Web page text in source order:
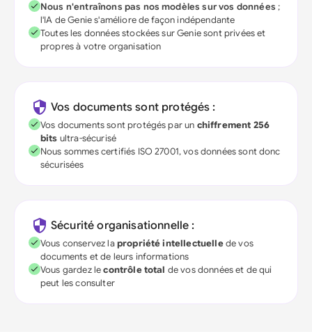
Nous n'entraînons pas nos modèles sur vos données ;
l'IA de Genie s'améliore de façon indépendante
Toutes les données stockées sur Genie sont privées et
propres à votre organisation
Vos documents sont protégés :
Vos documents sont protégés par un chiffrement 256
bits ultra-sécurisé
Nous sommes certifiés ISO 27001, vos données sont donc
sécurisées
Sécurité organisationnelle :
Vous conservez lapropriété intellectuellede vos
documents et de leurs informations
Vous gardez lecontrôle total de vos données et de qui
peut les consulter